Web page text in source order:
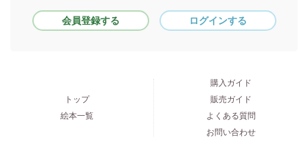
会員登録する ログインする
トップ
絵本一覧
購入ガイド
販売ガイド
よくある質問
お問い合わせ